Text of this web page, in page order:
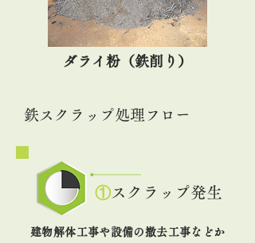
ダライ粉（鉄削り）
鉄スクラップ処理フロー
①スクラップ発生
建物解体工事や設備の撤去工事などか